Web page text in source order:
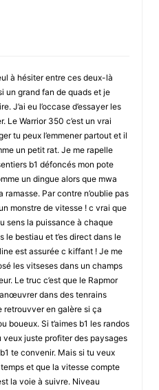
à hésiter entre ces deux-là
un grand fan de quads et je
J’ai eu l’occase d’essayer les
Le Warrior 350 c’est un vrai
tu peux l’emmener partout et il
un petit rat. Je me rapelle
b1 défoncés mon pote
un dingue alors que mwa
ramasse. Par contre n’oublie pas
monstre de vitesse ! c vrai que
sens la puissance à chaque
le bestiau et t’es direct dans le
est assurée c kiffant ! Je me
les vitseses dans un champs
Le truc c’est que le Rapmor
dans des tenrains
retrouvver en galère si ça
boueux. Si t’aimes b1 les randos
juste profiter des paysages
te convenir. Mais si tu veux
et que la vitesse compte
la voie à suivre. Niveau